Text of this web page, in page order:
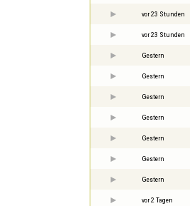
vor 23 Stunden
vor 23 Stunden
Gestern
Gestern
Gestern
Gestern
Gestern
Gestern
Gestern
vor 2 Tagen